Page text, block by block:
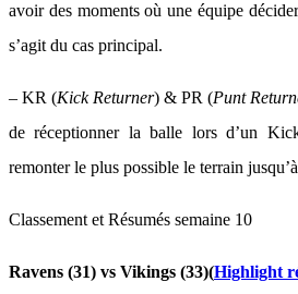
avoir des moments où une équipe
s’agit du cas principal.
– KR (Kick Returner) & PR (Punt
de réceptionner la balle lors d’un
remonter le plus possible le terrain
Classement et Résumés semaine 10
Ravens (31) vs Vikings (33)(Highlight